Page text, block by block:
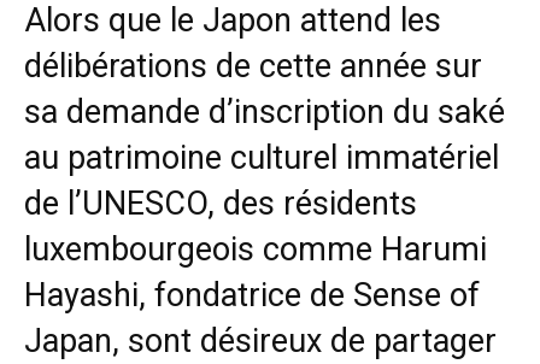
Alors que le Japon attend les
délibérations de cette année sur
sa demande d’inscription du saké
au patrimoine culturel immatériel
de l’UNESCO, des résidents
luxembourgeois comme Harumi
Hayashi, fondatrice de Sense of
Japan, sont désireux de partager